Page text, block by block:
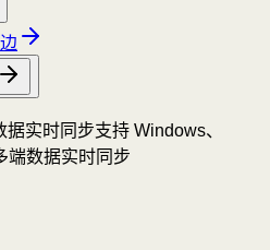
据实时同步支持 Windows、
端数据实时同步